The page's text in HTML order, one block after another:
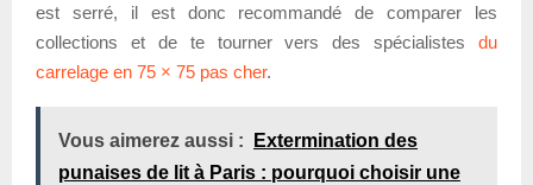
est serré, il est donc recommandé de comparer les
collections et de te tourner vers des spécialistes du
carrelage en 75 × 75 pas cher.
Vous aimerez aussi :
Extermination des
punaises de lit à Paris : pourquoi choisir une